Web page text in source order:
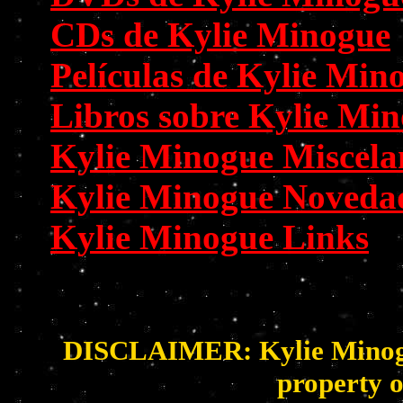
CDs de Kylie Minogue
Películas de Kylie
Libros sobre Kylie
Kylie Minogue
Kylie Minogue
Kylie Minogue Links
DISCLAIMER: Kylie
property